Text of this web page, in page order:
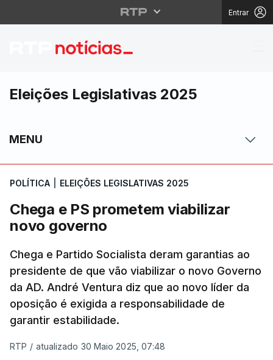
Entrar
Chega e PS
Eleições Legislativas 2025
MENU
POLÍTICA ELEIÇÕES LEGISLATIVAS 2025
Chega e PS prometem viabilizar
novo governo
Chega e Partido Socialista deram garantias ao
presidente de que vão viabilizar o novo Governo
da AD. André Ventura diz que ao novo líder da
oposição é exigida a responsabilidade de
garantir estabilidade.
RTP / atualizado 30 Maio 2025, 07:48